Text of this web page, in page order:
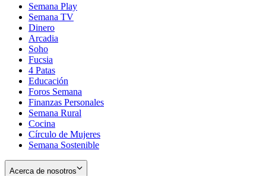
Semana Play
Semana TV
Dinero
Arcadia
Soho
in
new
window
Fucsia
in
new
window
4 Patas
Educación
Foros Semana
Finanzas Personales
Semana Rural
Cocina
Círculo de Mujeres
Semana Sostenible
Acerca de nosotros